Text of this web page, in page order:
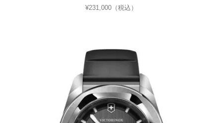
¥231,000（税込）